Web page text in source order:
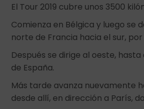
El Tour 2019 cubre unos 3500
Comienza en Bélgica y luego se
norte de Francia hacia el sur,
Después se dirige al oeste,
de España.
Más tarde avanza nuevamente
desde allí, en dirección a París,